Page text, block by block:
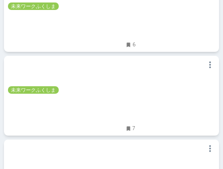
未来ワークふくしま
6
未来ワークふくしま
7